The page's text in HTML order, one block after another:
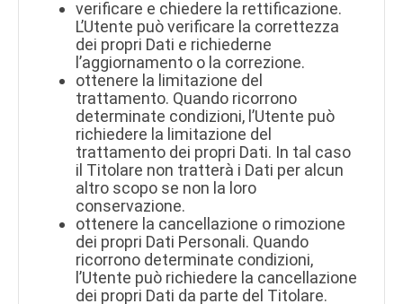
verificare e chiedere la rettificazione.
L’Utente può verificare la correttezza
dei propri Dati e richiederne
l’aggiornamento o la correzione.
ottenere la limitazione del
trattamento. Quando ricorrono
determinate condizioni, l’Utente può
richiedere la limitazione del
trattamento dei propri Dati. In tal caso
il Titolare non tratterà i Dati per alcun
altro scopo se non la loro
conservazione.
ottenere la cancellazione o rimozione
dei propri Dati Personali. Quando
ricorrono determinate condizioni,
l’Utente può richiedere la cancellazione
dei propri Dati da parte del Titolare.